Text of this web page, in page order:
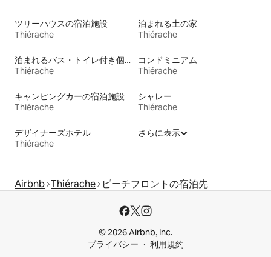
ツリーハウスの宿泊施設
Thiérache
泊まれる土の家
Thiérache
泊まれるバス・トイレ付き個室
Thiérache
コンドミニアム
Thiérache
キャンピングカーの宿泊施設
Thiérache
シャレー
Thiérache
デザイナーズホテル
Thiérache
さらに表示
Airbnb Thiérache ビーチフロントの宿泊先
© 2026 Airbnb, Inc.
プライバシー
利用規約